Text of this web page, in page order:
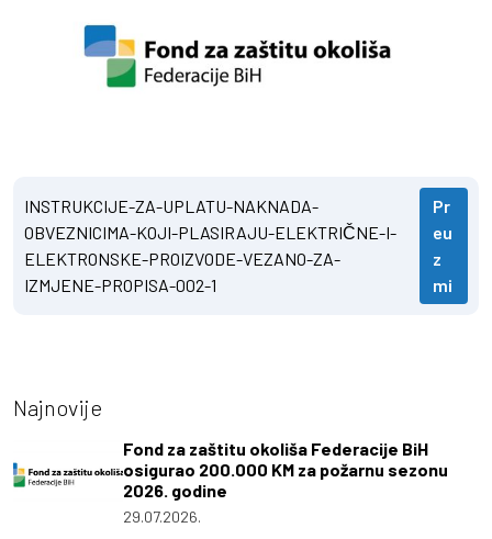
INSTRUKCIJE-ZA-UPLATU-NAKNADA-
OBVEZNICIMA-KOJI-PLASIRAJU-ELEKTRIČNE-I-
ELEKTRONSKE-PROIZVODE-VEZANO-ZA-
IZMJENE-PROPISA-002-1
Pr
eu
z
mi
Najnovije
Fond za zaštitu okoliša Federacije BiH
osigurao 200.000 KM za požarnu sezonu
2026. godine
29.07.2026.